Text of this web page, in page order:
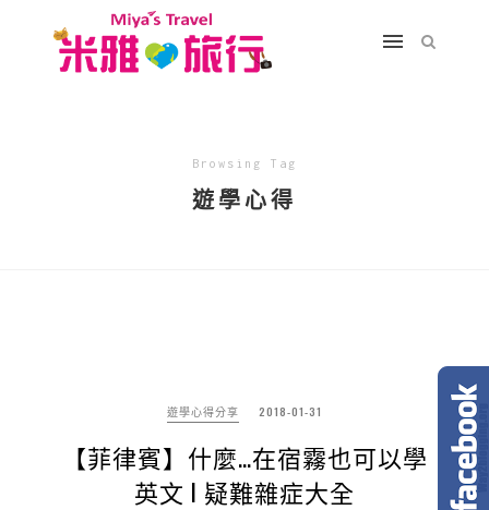
Browsing Tag
遊學心得
遊學心得分享 2018-01-31
【菲律賓】什麼…在宿霧也可以學
英文 l 疑難雜症大全